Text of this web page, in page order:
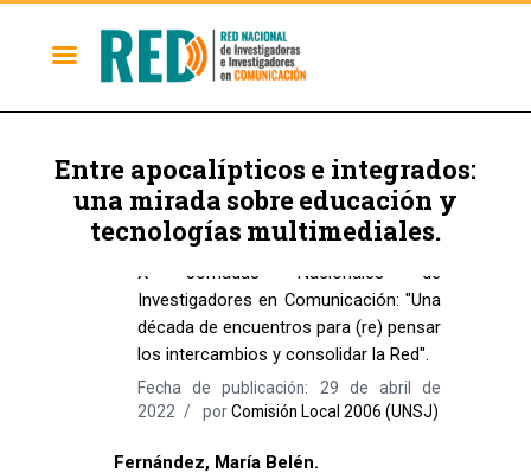
Entre apocalípticos e integrados:
una mirada sobre educación y
tecnologías multimediales.
Memorias 2006
X Jornadas Nacionales de
Investigadores en Comunicación: "Una
década de encuentros para (re) pensar
los intercambios y consolidar la Red".
Fecha de publicación: 29 de abril de
2022
porComisión Local 2006 (UNSJ)
Fernández, María Belén.